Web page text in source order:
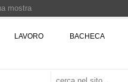
LAVORO BACHECA
mostra